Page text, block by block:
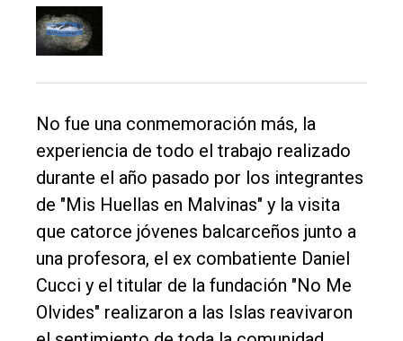
único
DIARIO
Balcarce
Inicio
Tendencia
Int.
No fue una conmemoración más, la
experiencia de todo el trabajo realizado
durante el año pasado por los integrantes
de "Mis Huellas en Malvinas" y la visita
que catorce jóvenes balcarceños junto a
una profesora, el ex combatiente Daniel
Cucci y el titular de la fundación "No Me
Olvides" realizaron a las Islas reavivaron